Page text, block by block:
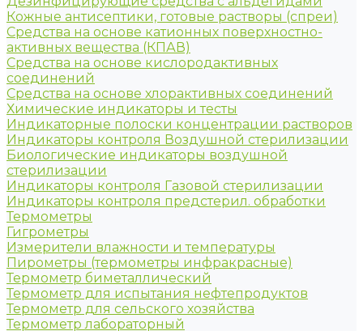
Кожные антисептики, готовые растворы (спреи)
Средства на основе катионных поверхностно-
активных вещества (КПАВ)
Средства на основе кислородактивных
соединений
Средства на основе хлорактивных соединений
Химические индикаторы и тесты
Индикаторные полоски концентрации растворов
Индикаторы контроля Воздушной стерилизации
Биологические индикаторы воздушной
стерилизации
Индикаторы контроля Газовой стерилизации
Индикаторы контроля предстерил. обработки
Термометры
Гигрометры
Измерители влажности и температуры
Пирометры (термометры инфракрасные)
Термометр биметаллический
Термометр для испытания нефтепродуктов
Термометр для сельского хозяйства
Термометр лабораторный